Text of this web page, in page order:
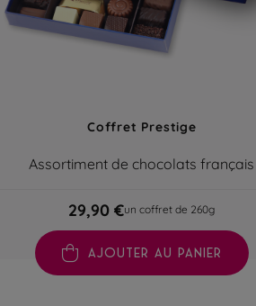
Coffret Prestige
Assortiment de chocolats français
29,90 €un coffret de 260g
AJOUTER AU PANIER